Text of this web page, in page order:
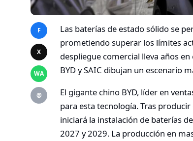
F
X
WA
@
Las baterías de estado sólido se
prometiendo superar los límites
despliegue comercial lleva años
BYD y SAIC dibujan un escenario
El gigante chino BYD, líder en
para esta tecnología. Tras
iniciará la instalación de baterías
2027 y 2029. La producción en